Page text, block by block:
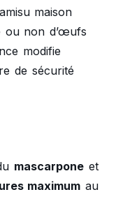
maison
ou non d’œufs
modifie
de sécurité
mascarpone et
maximum au